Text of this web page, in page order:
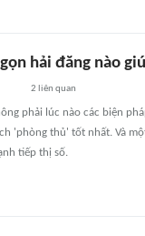
hải đăng nào
2 liên quan
phải lúc nào các biện
'phòng thủ' tốt nhất. Và
tiếp thị số.